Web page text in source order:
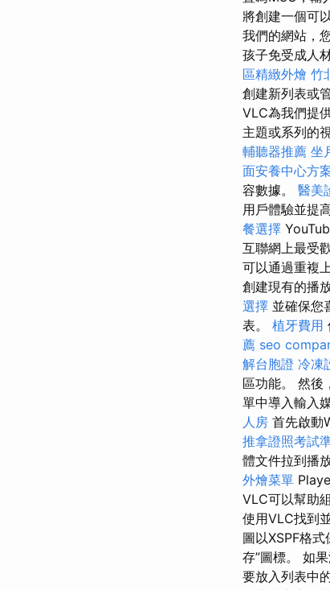
將創建一個可
我們的網站，
孩子免受成人
區精緻外燴 竹
創建新列表或
VLC為我們提
主題或系列的
輔聽器推薦 坐
面安養中心方
容數據。 醫美
用戶體驗並提
餐選擇
互聯網上最受
可以通過重複
創建現有的播
選擇 並確保您
表。 植牙費用
薦 seo
解台胞證 冷凍
區功能。 然後
單中導入輸入
人房 首先啟動
推拿證照考試
體文件拉到播
外燴菜單
VLC可以幫助
使用VLC找到
圖以XSPF格
存”圖標。 如
要放入列表中